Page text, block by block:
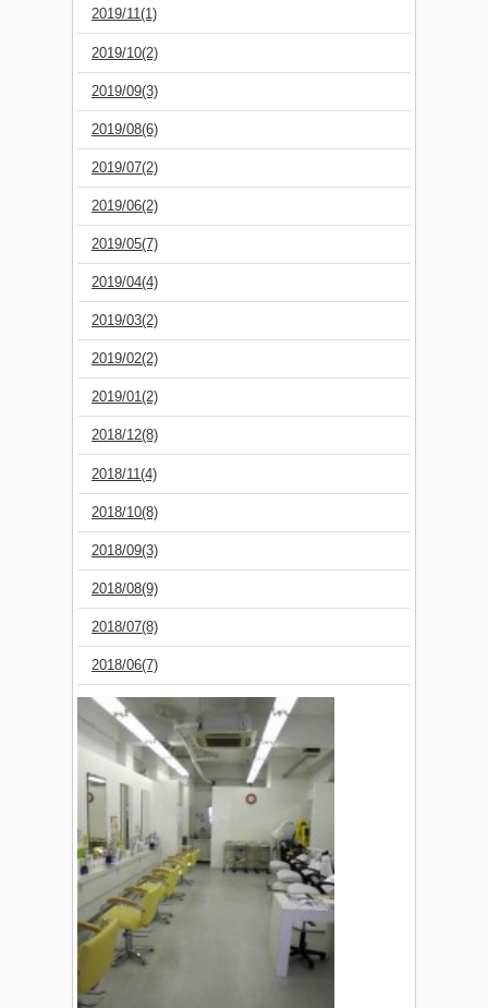
2019/11(1)
2019/10(2)
2019/09(3)
2019/08(6)
2019/07(2)
2019/06(2)
2019/05(7)
2019/04(4)
2019/03(2)
2019/02(2)
2019/01(2)
2018/12(8)
2018/11(4)
2018/10(8)
2018/09(3)
2018/08(9)
2018/07(8)
2018/06(7)